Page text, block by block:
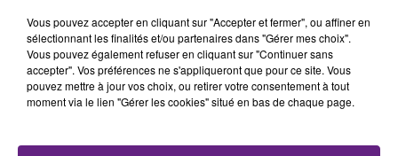
football dijonnais, qui évolue elle
aussi en deuxième division. Les
Vieux du Stade Véronique
Pecqueux Rolland et Alain Graillot
Vous pouvez accepter en cliquant sur "Accepter et fermer", ou affiner en
sélectionnant les finalités et/ou partenaires dans "Gérer mes choix".
Vous pouvez également refuser en cliquant sur "Continuer sans
accepter". Vos préférences ne s'appliqueront que pour ce site. Vous
pouvez mettre à jour vos choix, ou retirer votre consentement à tout
moment via le lien "Gérer les cookies" situé en bas de chaque page.